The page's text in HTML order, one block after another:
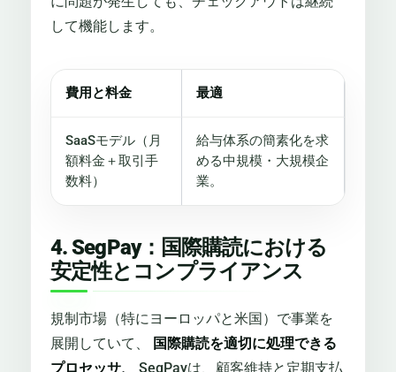
して機能します。
費用と料金 最適
SaaSモデル（月
額料金＋取引手
数料）
給与体系の簡素化を求
める中規模・大規模企
業。
4. SegPay：国際購読における
安定性とコンプライアンス
規制市場（特にヨーロッパと米国）で事業を
展開していて、
国際購読を適切に処理できる
プロセッサ、
SegPayは、顧客維持と定期支払